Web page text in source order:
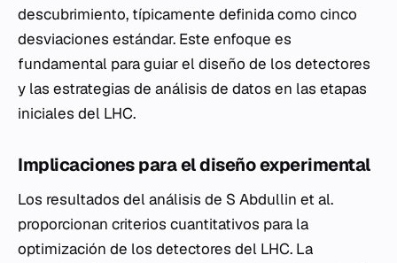
descubrimiento, típicamente definida como cinco
desviaciones estándar. Este enfoque es
fundamental para guiar el diseño de los detectores
y las estrategias de análisis de datos en las etapas
iniciales del LHC.
Implicaciones para el diseño experimental
Los resultados del análisis de S Abdullin et al.
proporcionan criterios cuantitativos para la
optimización de los detectores del LHC. La